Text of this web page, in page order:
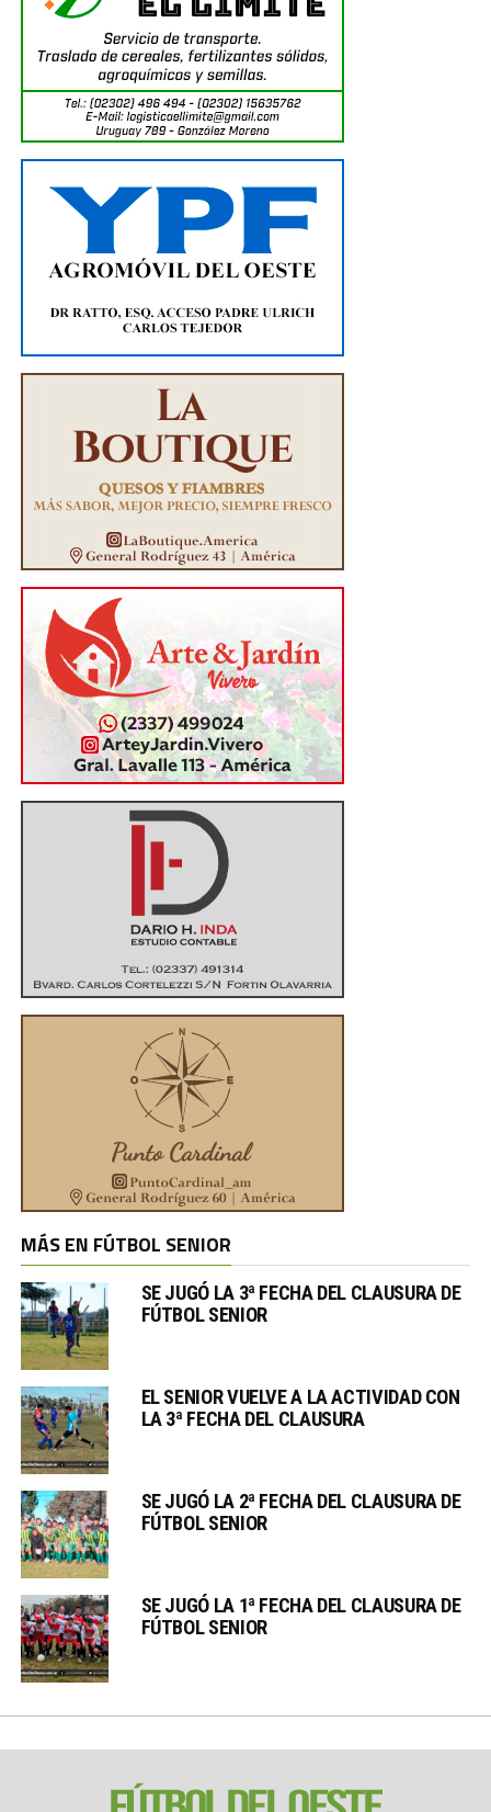
MÁS EN FÚTBOL SENIOR
SE JUGÓ LA 3ª FECHA DEL CLAUSURA DE
FÚTBOL SENIOR
EL SENIOR VUELVE A LA ACTIVIDAD CON
LA 3ª FECHA DEL CLAUSURA
SE JUGÓ LA 2ª FECHA DEL CLAUSURA DE
FÚTBOL SENIOR
SE JUGÓ LA 1ª FECHA DEL CLAUSURA DE
FÚTBOL SENIOR